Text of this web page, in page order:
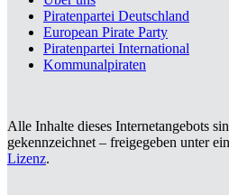
Piratenpartei Deutschland
European Pirate Party
Piratenpartei International
Kommunalpiraten
Alle Inhalte dieses Internetangebots
gekennzeichnet – freigegeben unter
Lizenz.